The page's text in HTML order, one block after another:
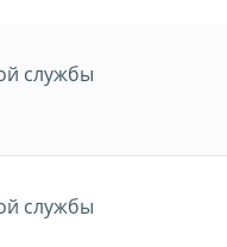
службы
службы